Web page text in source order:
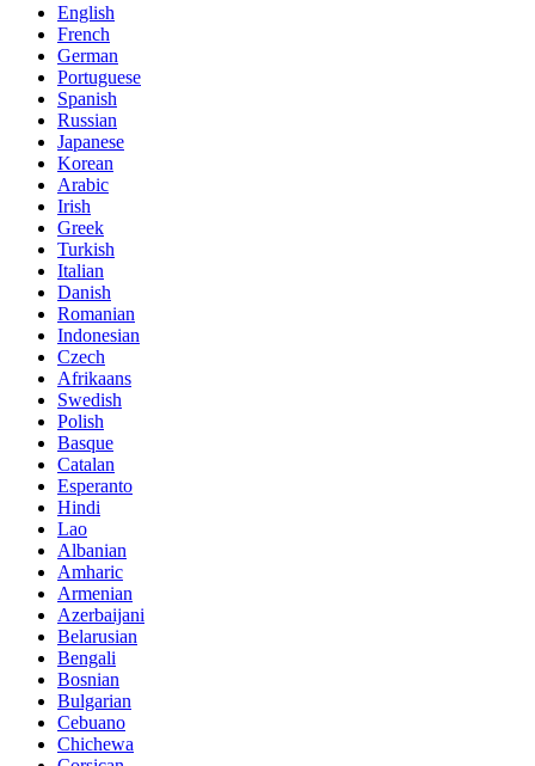
English
French
German
Portuguese
Spanish
Russian
Japanese
Korean
Arabic
Irish
Greek
Turkish
Italian
Danish
Romanian
Indonesian
Czech
Afrikaans
Swedish
Polish
Basque
Catalan
Esperanto
Hindi
Lao
Albanian
Amharic
Armenian
Azerbaijani
Belarusian
Bengali
Bosnian
Bulgarian
Cebuano
Chichewa